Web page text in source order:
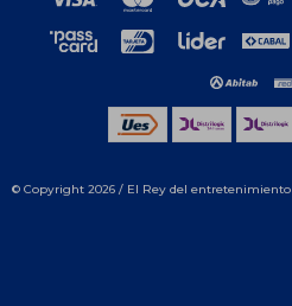
© Copyright 2026 / El Rey del entretenimiento